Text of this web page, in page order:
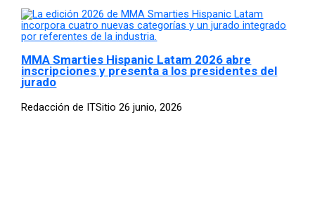
MMA Smarties Hispanic Latam 2026 abre
inscripciones y presenta a los presidentes del
jurado
Redacción de ITSitio26 junio, 2026